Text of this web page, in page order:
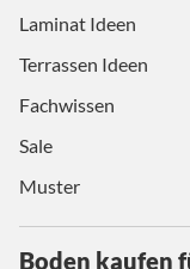
Laminat Ideen
Terrassen Ideen
Fachwissen
Sale
Muster
Boden kaufen